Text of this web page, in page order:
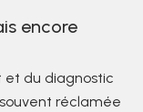
encore
et du diagnostic
réclamée